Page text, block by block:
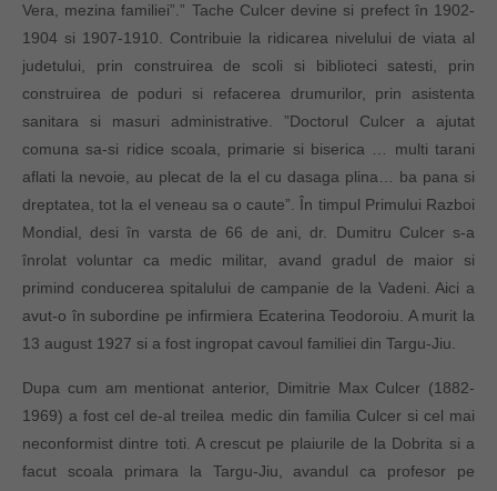
Vera, mezina familiei”.” Tache Culcer devine si prefect în 1902-
1904 si 1907-1910. Contribuie la ridicarea nivelului de viata al
judetului, prin construirea de scoli si biblioteci satesti, prin
construirea de poduri si refacerea drumurilor, prin asistenta
sanitara si masuri administrative. ”Doctorul Culcer a ajutat
comuna sa-si ridice scoala, primarie si biserica … multi tarani
aflati la nevoie, au plecat de la el cu dasaga plina… ba pana si
dreptatea, tot la el veneau sa o caute”. În timpul Primului Razboi
Mondial, desi în varsta de 66 de ani, dr. Dumitru Culcer s-a
înrolat voluntar ca medic militar, avand gradul de maior si
primind conducerea spitalului de campanie de la Vadeni. Aici a
avut-o în subordine pe infirmiera Ecaterina Teodoroiu. A murit la
13 august 1927 si a fost ingropat cavoul familiei din Targu-Jiu.
Dupa cum am mentionat anterior, Dimitrie Max Culcer (1882-
1969) a fost cel de-al treilea medic din familia Culcer si cel mai
neconformist dintre toti. A crescut pe plaiurile de la Dobrita si a
facut scoala primara la Targu-Jiu, avandul ca profesor pe